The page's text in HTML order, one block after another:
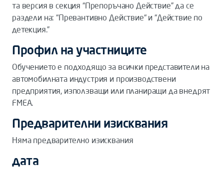
та версия в секция “Препоръчано Действие” да се
раздели на: “Превантивно Действие“ и “Действие по
детекция.”
Профил на участниците
Обучението е подходящо за всички представители на
автомобилната индустрия и производствени
предприятия, използващи или планиращи да внедрят
FMEA.
Предварителни изисквания
Няма предварително изисквания
дата